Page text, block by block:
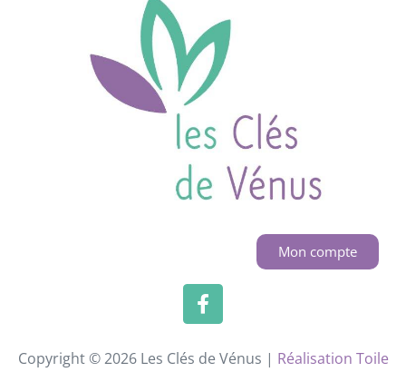
Mon compte
Copyright © 2026 Les Clés de Vénus | Réalisation Toile